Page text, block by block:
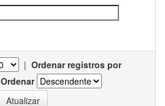
| Ordenar registros por
Ordenar